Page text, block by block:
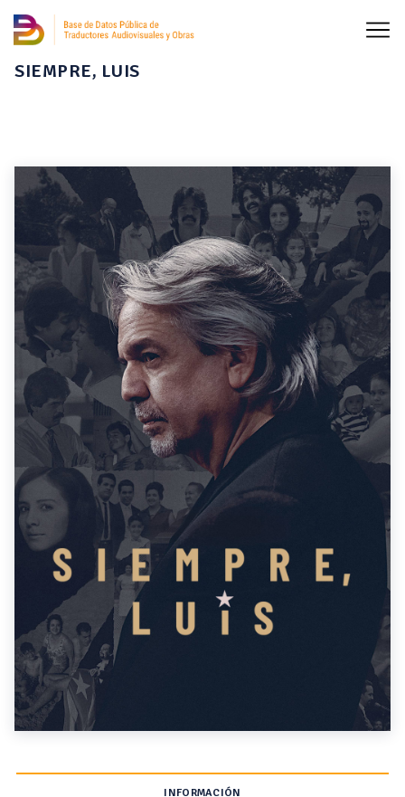
SIEMPRE, LUIS
INFORMACIÓN